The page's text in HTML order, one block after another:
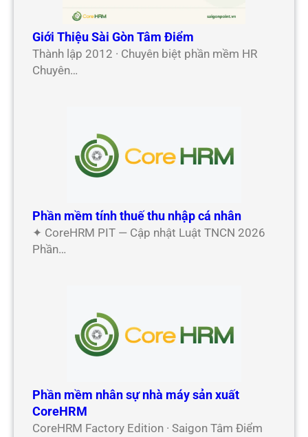
Giới Thiệu Sài Gòn Tâm Điểm
Thành lập 2012 · Chuyên biệt phần mềm HR
Chuyên…
Phần mềm tính thuế thu nhập cá nhân
✦ CoreHRM PIT — Cập nhật Luật TNCN 2026
Phần…
Phần mềm nhân sự nhà máy sản xuất
CoreHRM
CoreHRM Factory Edition · Saigon Tâm Điểm